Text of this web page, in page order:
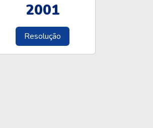
2001
Resolução